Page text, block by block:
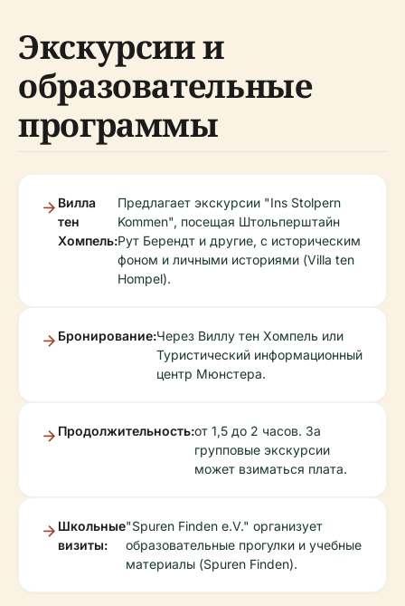
Экскурсии и
образовательные
программы
Вилла
тен
Хомпель:
Предлагает экскурсии "Ins Stolpern
Kommen", посещая Штольперштайн
Рут Берендт и другие, с историческим
фоном и личными историями (Villa ten
Hompel).
Бронирование:Через Виллу тен Хомпель или
Туристический информационный
центр Мюнстера.
Продолжительность:от 1,5 до 2 часов. За
групповые экскурсии
может взиматься плата.
Школьные
визиты:
"Spuren Finden e.V." организует
образовательные прогулки и учебные
материалы (Spuren Finden).